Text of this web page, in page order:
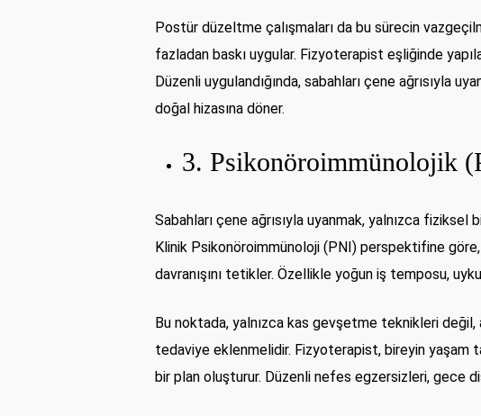
Postür düzeltme çalışmaları da bu sürecin
fazladan baskı uygular. Fizyoterapist eşliğinde
Düzenli uygulandığında, sabahları çene ağrısıyla
doğal hizasına döner.
3. Psikonöroimmünolojik
Sabahları çene ağrısıyla uyanmak, yalnızca
Klinik Psikonöroimmünoloji (PNI) perspektifine göre,
davranışını tetikler. Özellikle yoğun iş temposu,
Bu noktada, yalnızca kas gevşetme teknikleri değil,
tedaviye eklenmelidir. Fizyoterapist, bireyin yaşam
bir plan oluşturur. Düzenli nefes egzersizleri, gece